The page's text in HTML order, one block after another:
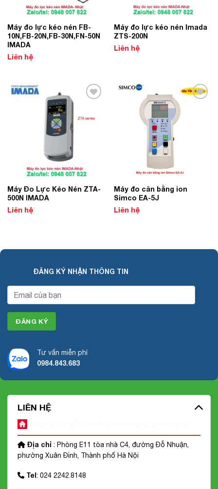
Máy đo lực kéo nén FB-
10N,FB-20N,FB-30N,FN-50N
IMADA
Liên hệ
Máy đo lực kéo nén Imada
ZTS-200N
Liên hệ
Máy Đo Lực Kéo Nén ZTA-
500N IMADA
Liên hệ
Máy đo cân bằng ion
Simco EA-5J
Liên hệ
ĐĂNG KÝ NHẬN THÔNG TIN
Tư vấn miễn phí
0984.843.683
LIÊN HỆ
Địa chỉ : Phòng E11 tòa nhà C4, đường Đỗ Nhuận,
phường Xuân Đỉnh, Thành phố Hà Nội
Tel: 024 2242.8148